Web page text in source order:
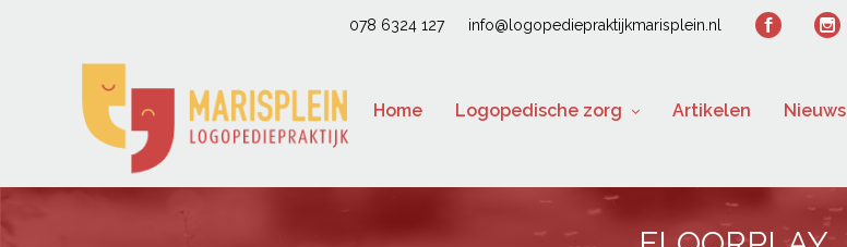
078 6324 127 info@logopediepraktijkmarisplein.nl
Home Logopedische zorg Artikelen Nieuws